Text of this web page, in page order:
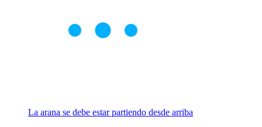
La arana se debe estar partiendo desde arriba